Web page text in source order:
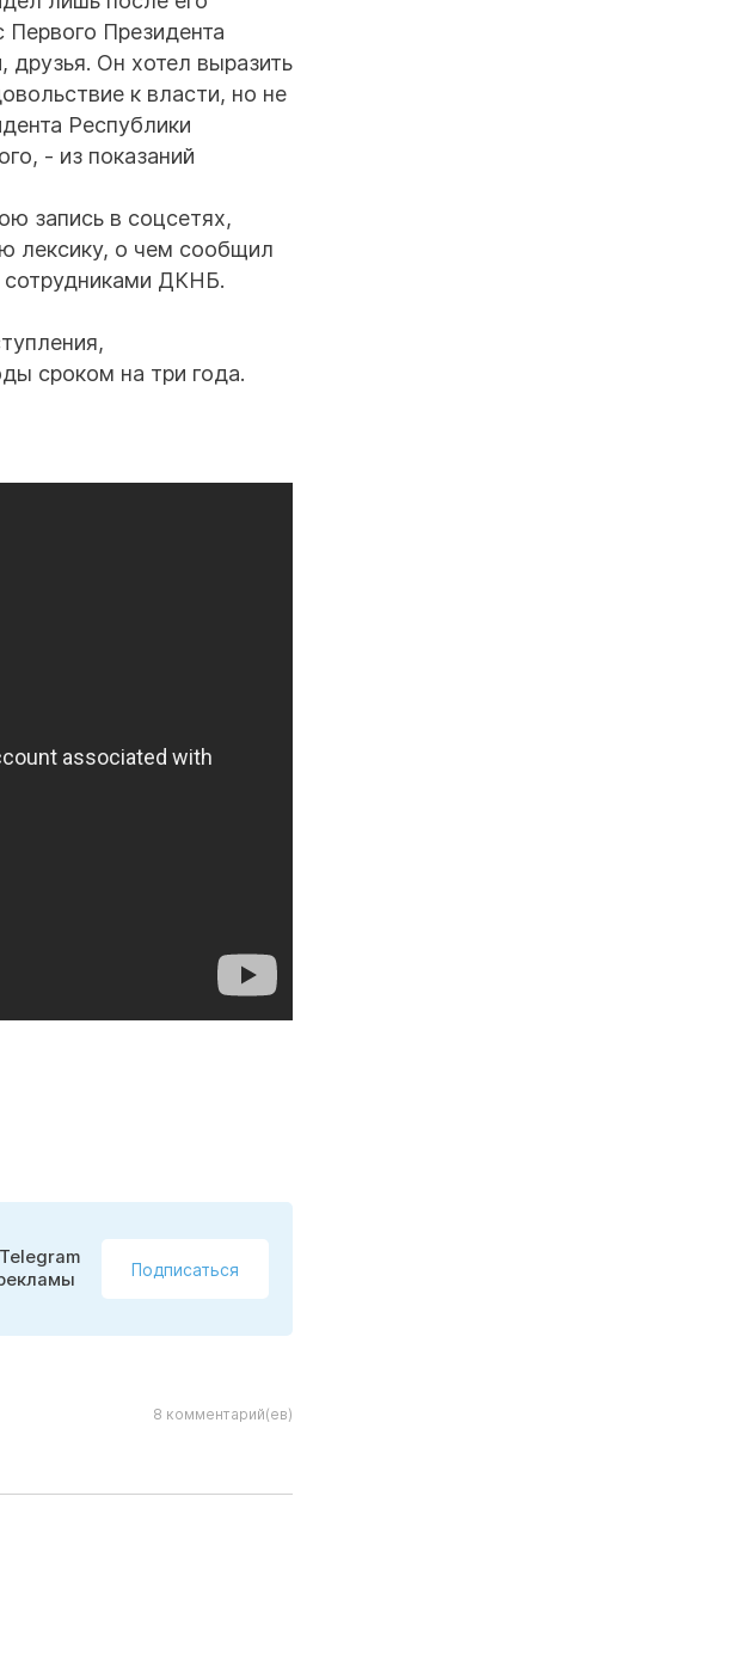
Президента
друзья. Он хотел выразить
к власти, но не
Республики
- из показаний
запись в соцсетях,
лексику, о чем сообщил
ДКНБ.
сроком на три года.
Подписаться
8 комментарий(ев)